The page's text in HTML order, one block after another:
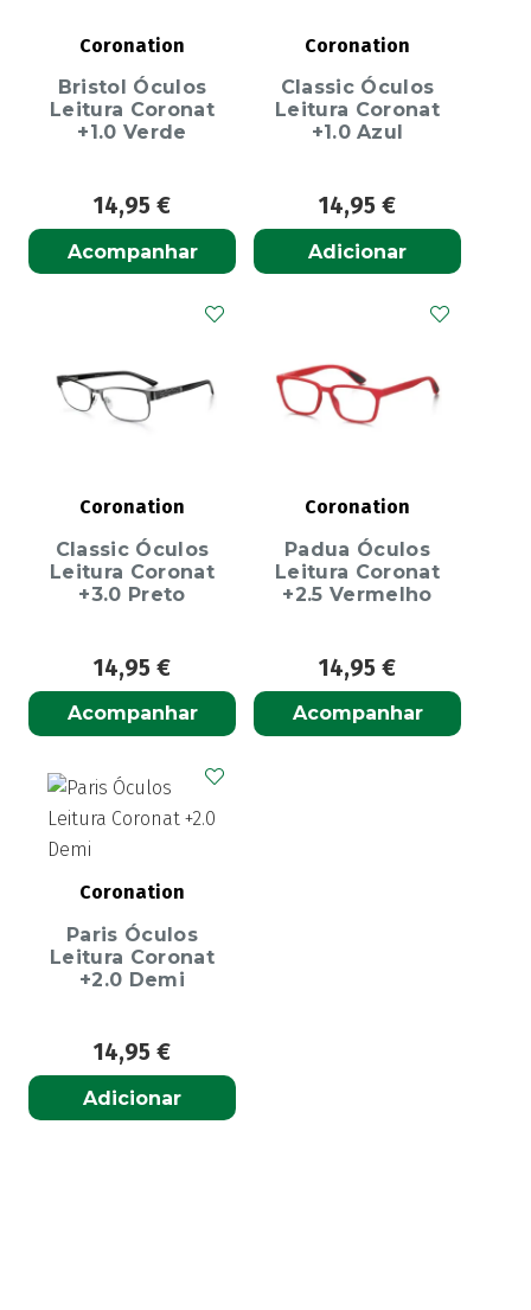
Coronation
Bristol Óculos
Leitura Coronat
+1.0 Verde
14,95 €
Acompanhar
Coronation
Classic Óculos
Leitura Coronat
+1.0 Azul
14,95 €
Adicionar
Coronation
Classic Óculos
Leitura Coronat
+3.0 Preto
14,95 €
Acompanhar
Coronation
Padua Óculos
Leitura Coronat
+2.5 Vermelho
14,95 €
Acompanhar
Coronation
Paris Óculos
Leitura Coronat
+2.0 Demi
14,95 €
Adicionar